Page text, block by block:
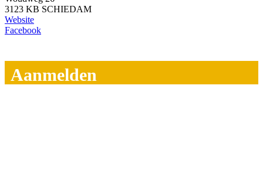
3123 KB SCHIEDAM
Website
Facebook
Aanmelden